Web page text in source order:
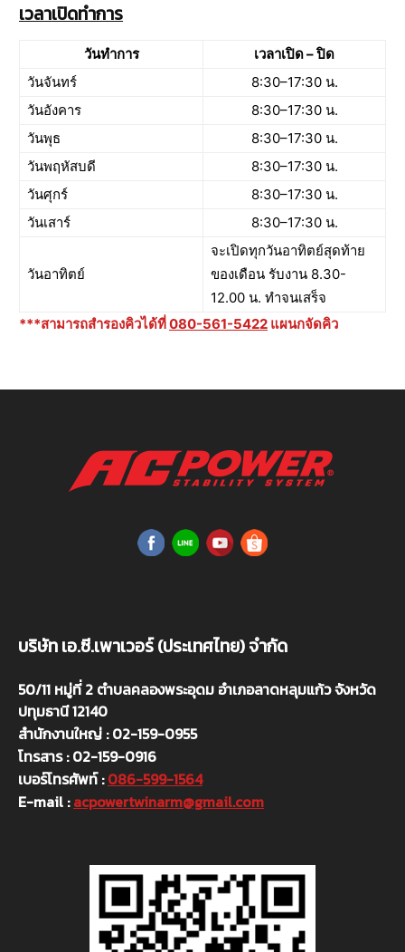
เวลาเปิดทำการ
วันทำการ
เวลาเปิด – ปิด
วันจันทร์
8:30–17:30 น.
วันอังคาร
8:30–17:30 น.
วันพุธ
8:30–17:30 น.
วันพฤหัสบดี
8:30–17:30 น.
วันศุกร์
8:30–17:30 น.
วันเสาร์
8:30–17:30 น.
วันอาทิตย์
จะเปิดทุกวันอาทิตย์สุดท้าย
ของเดือน รับงาน 8.30-
12.00 น. ทำจนเสร็จ
***สามารถสำรองคิวได้ที่ ‭080-561-5422‬ แผนกจัดคิว
บริษัท เอ.ซี.เพาเวอร์ (ประเทศไทย) จำกัด
50/11 หมู่ที่ 2 ตำบลคลองพระอุดม อำเภอลาดหลุมแก้ว จังหวัด
ปทุมธานี 12140
สำนักงานใหญ่ : 02-159-0955
โทรสาร : 02-159-0916
เบอร์โทรศัพท์ :086-599-1564
E-mail :acpowertwinarm@gmail.com